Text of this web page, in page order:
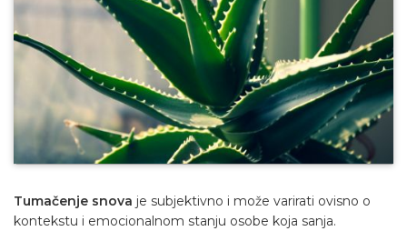
Tumačenje snova je subjektivno i može varirati ovisno o
kontekstu i emocionalnom stanju osobe koja sanja.